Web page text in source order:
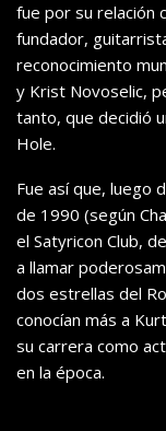
fue por su relación
fundador,
reconocimiento
y Krist Novoselic,
tanto, que decidió
Hole.
Fue así que, luego
de 1990 (según
el Satyricon Club,
a llamar
dos estrellas del
conocían más a
su carrera como
en la época.